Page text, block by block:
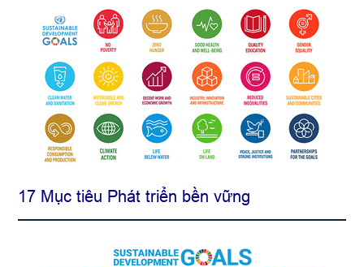
17 Mục tiêu Phát triển bền vững